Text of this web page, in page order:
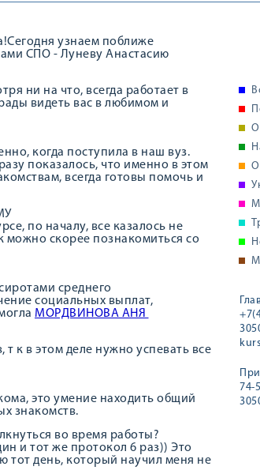
узнаем поближе
СПО - Луневу Анастасию
ни на что, всегда работает в
видеть вас в любимом и
когда поступила в наш вуз.
показалось, что именно в этом
всегда готовы помочь и
по началу, все казалось не
можно скорее познакомиться со
среднего
социальных выплат,
МОРДВИНОВА АНЯ
к в этом деле нужно успевать все
это умение находить общий
знакомств.
во время работы?
и тот же протокол 6 раз)) Это
тот день, который научил меня не
74-